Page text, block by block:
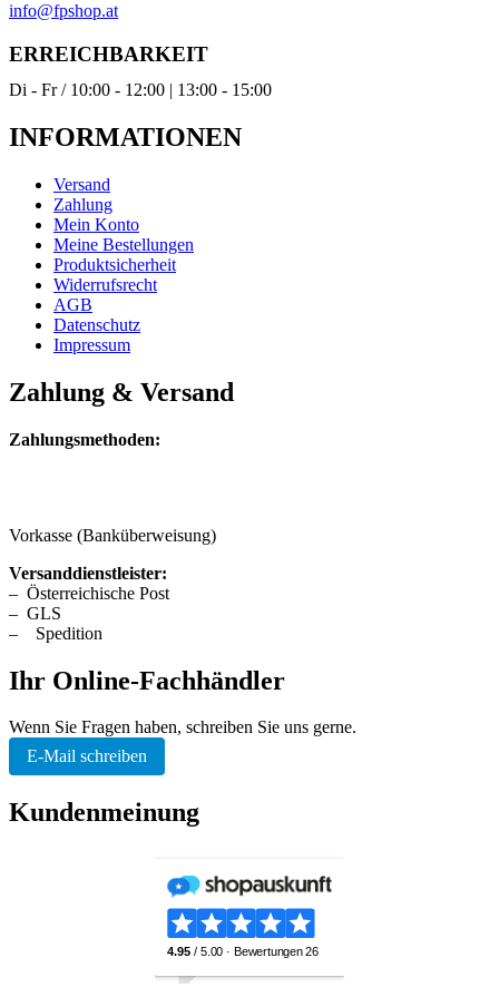
info@fpshop.at
ERREICHBARKEIT
Di - Fr / 10:00 - 12:00 | 13:00 - 15:00
INFORMATIONEN
Versand
Zahlung
Mein Konto
Meine Bestellungen
Produktsicherheit
Widerrufsrecht
AGB
Datenschutz
Impressum
Zahlung & Versand
Zahlungsmethoden:
Vorkasse (Banküberweisung)
Versanddienstleister:
– Österreichische Post
– GLS
–
Spedition
Ihr Online-Fachhändler
Wenn Sie Fragen haben, schreiben Sie uns gerne.
E-Mail schreiben
Kundenmeinung